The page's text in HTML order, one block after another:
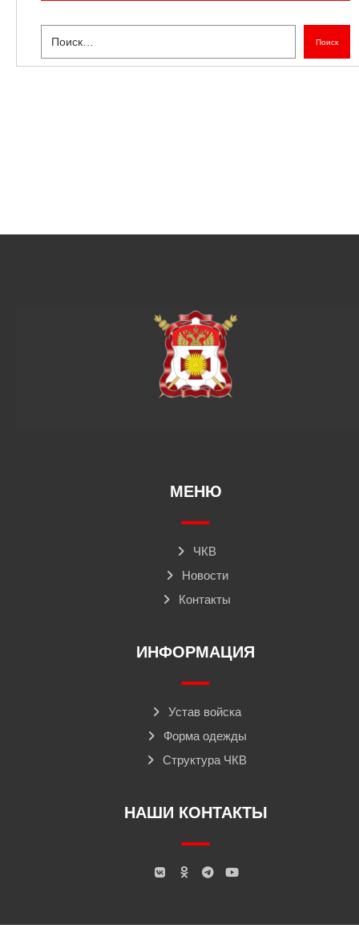
Поиск
МЕНЮ
ЧКВ
Новости
Контакты
ИНФОРМАЦИЯ
Устав войска
Форма одежды
Структура ЧКВ
НАШИ КОНТАКТЫ